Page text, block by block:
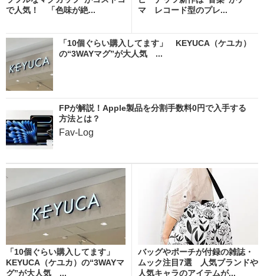
で人気！ 「色味が絶...
マ レコード型のプレ...
「10個ぐらい購入してます」 KEYUCA（ケユカ）
の“3WAYマグ”が大人気 ...
FPが解説！Apple製品を分割手数料0円で入手する
方法とは？
Fav-Log
「10個ぐらい購入してます」
KEYUCA（ケユカ）の“3WAYマ
グ”が大人気 ...
バッグやポーチが付録の雑誌・
ムック注目7選 人気ブランドや
人気キャラのアイテムが...